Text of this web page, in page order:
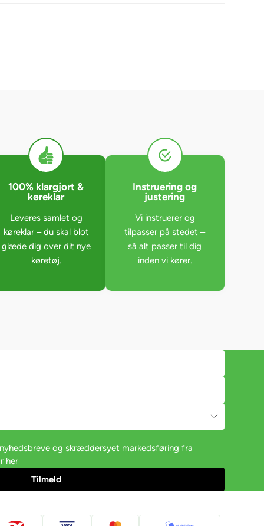
100% klargjort &
køreklar
Leveres samlet og
køreklar – du skal blot
glæde dig over dit nye
køretøj.
Instruering og
justering
Vi instruerer og
tilpasser på stedet –
så alt passer til dig
inden vi kører.
og skræddersyet markedsføring fra
her